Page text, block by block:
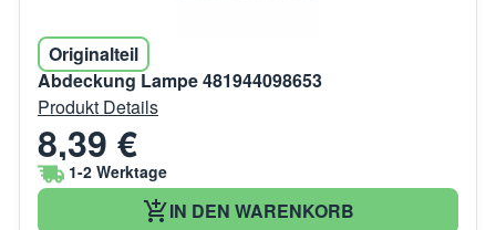
Originalteil
Abdeckung Lampe 481944098653
Produkt Details
8,39 €
1-2 Werktage
IN DEN WARENKORB